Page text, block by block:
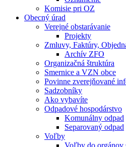
Komisie pri OZ
Obecný úrad
Verejné obstarávanie
Projekty
Zmluvy, Faktúry,
Archív ZFO
Organizačná štruktúra
Smernice a VZN obce
Povinne zverejňované
Sadzobníky
Ako vybavíte
Odpadové hospodárstvo
Komunálny odpad
Separovaný odpad
Voľby
Voľby do orgánov